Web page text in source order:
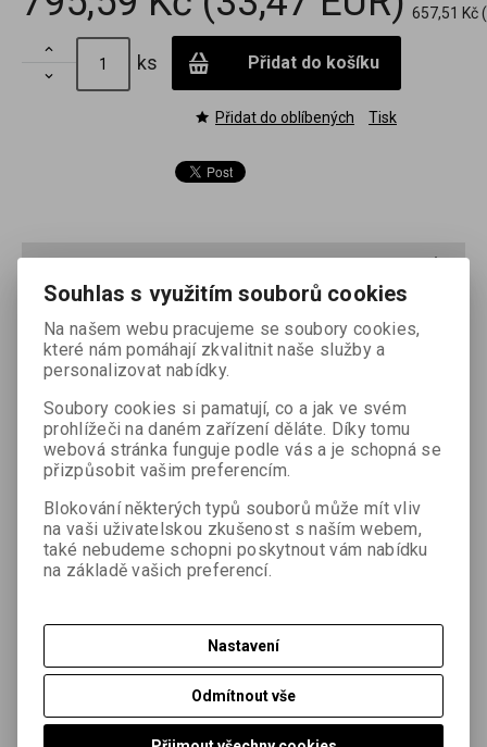
657,51 Kč


ks Přidat do košíku
Přidat do oblíbených Tisk
FOMABROM VARIANT je univerzální černobílý papír vyrobený
na barytované papírové podložce. Jeho gradace se mění při
expozici pomocí barevných filtrů v širokém rozmezí od extra
komerční a uměleckou fotografii i pro další aplikace.
FOMABROM VARIANT se vyznačuje velmi bohatou stupnicí
polotónů ve všech gradačních stupních, zářivě bílou
podložkou a sytým podáním černě. Je vyroben s použitím
chlorobromostříbrné emulze, která dává vyvolanému
stříbrnému obrazu neutrální až mírně teplý tón.
FOMABROM VARIANT se vyrábí na papírové podložce
(karton) s povrchem lesklým (pololesklým) a matným.
Parametry
Dotaz na výrobek
Souhlas s využitím souborů cookies
Na našem webu pracujeme se soubory cookies,
které nám pomáhají zkvalitnit naše služby a
personalizovat nabídky.
Soubory cookies si pamatují, co a jak ve svém
prohlížeči na daném zařízení děláte. Díky tomu
webová stránka funguje podle vás a je schopná se
přizpůsobit vašim preferencím.
Blokování některých typů souborů může mít vliv
na vaši uživatelskou zkušenost s naším webem,
také nebudeme schopni poskytnout vám nabídku
na základě vašich preferencí.
Nastavení
Odmítnout vše